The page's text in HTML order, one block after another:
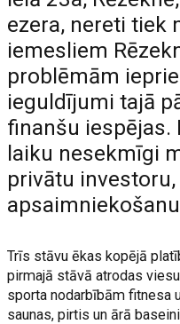
ezera, nereti tiek
iemesliem
problēmām
ieguldījumi tajā
finanšu iespējas.
laiku nesekmīgi
privātu
Trīs stāvu ēkas kopējā
pirmajā stāvā atrodas
sporta nodarbībām fitnesa
saunas, pirtis un ārā